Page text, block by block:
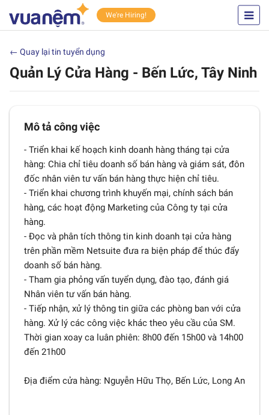
We're Hiring!
← Quay lại tin tuyển dụng
Quản Lý Cửa Hàng - Bến Lức, Tây Ninh
Mô tả công việc
- Triển khai kế hoạch kinh doanh hàng tháng tại cửa
hàng: Chia chỉ tiêu doanh số bán hàng và giám sát, đôn
đốc nhân viên tư vấn bán hàng thực hiện chỉ tiêu.
- Triển khai chương trình khuyến mại, chính sách bán
hàng, các hoạt động Marketing của Công ty tại cửa
hàng.
- Đọc và phân tích thông tin kinh doanh tại cửa hàng
trên phần mềm Netsuite đưa ra biện pháp để thúc đẩy
doanh số bán hàng.
- Tham gia phỏng vấn tuyển dụng, đào tạo, đánh giá
Nhân viên tư vấn bán hàng.
- Tiếp nhận, xử lý thông tin giữa các phòng ban với cửa
hàng. Xử lý các công việc khác theo yêu cầu của SM.
Thời gian xoay ca luân phiên: 8h00 đến 15h00 và 14h00
đến 21h00
Địa điểm cửa hàng: Nguyễn Hữu Thọ, Bến Lức, Long An